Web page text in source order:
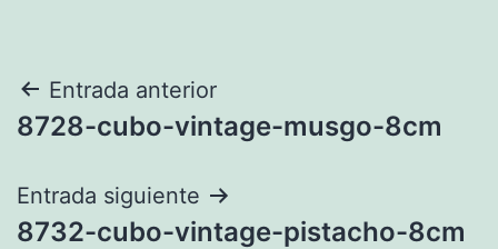
Navegación
de
entradas
Entrada anterior
8728-cubo-vintage-musgo-8cm
Entrada siguiente
8732-cubo-vintage-pistacho-8cm